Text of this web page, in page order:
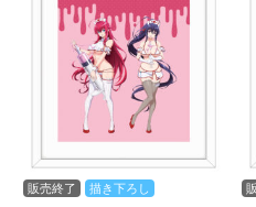
販売終了 描き下ろし